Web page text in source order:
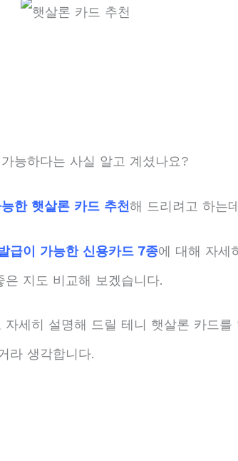
능하다는 사실 알고 계셨나요?
한 햇살론 카드 추천해 드리려고 하는
급이 가능한 신용카드 7종에 대해 자세
지도 비교해 보겠습니다.
자세히 설명해 드릴 테니 햇살론 카드를
라 생각합니다.